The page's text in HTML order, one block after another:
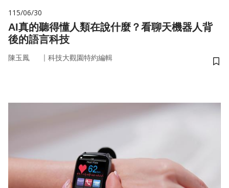
115/06/30
AI真的聽得懂人類在說什麼？看聊天機器人背
後的語言科技
陳玉鳳 ｜ 科技大觀園特約編輯
儲